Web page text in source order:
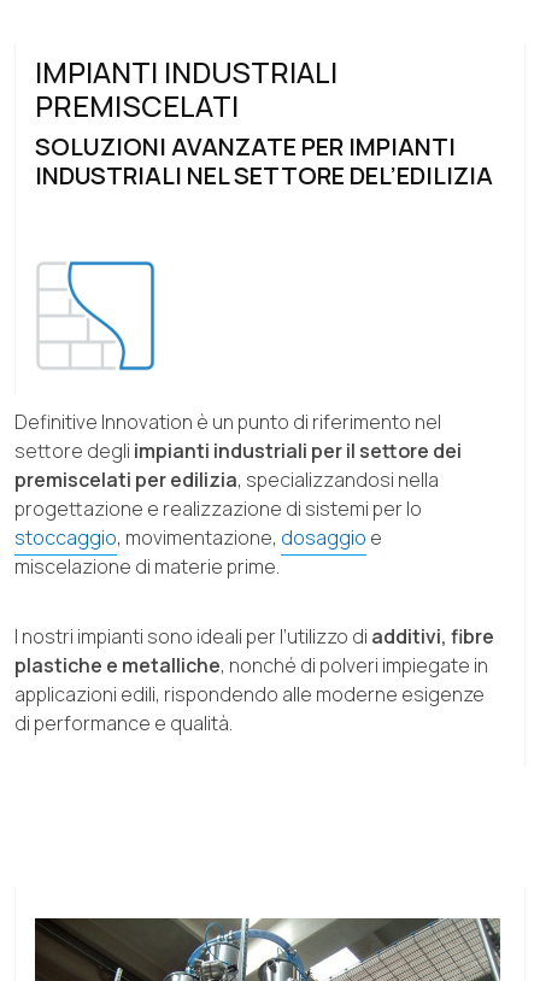
IMPIANTI INDUSTRIALI
PREMISCELATI
SOLUZIONI AVANZATE PER IMPIANTI
INDUSTRIALI NEL SETTORE DEL’EDILIZIA
Definitive Innovation è un punto di riferimento nel
settore degli impianti industriali per il settore dei
premiscelati per edilizia, specializzandosi nella
progettazione e realizzazione di sistemi per lo
stoccaggio, movimentazione, dosaggio e
miscelazione di materie prime.
I nostri impianti sono ideali per l’utilizzo di additivi, fibre
plastiche e metalliche, nonché di polveri impiegate in
applicazioni edili, rispondendo alle moderne esigenze
di performance e qualità.